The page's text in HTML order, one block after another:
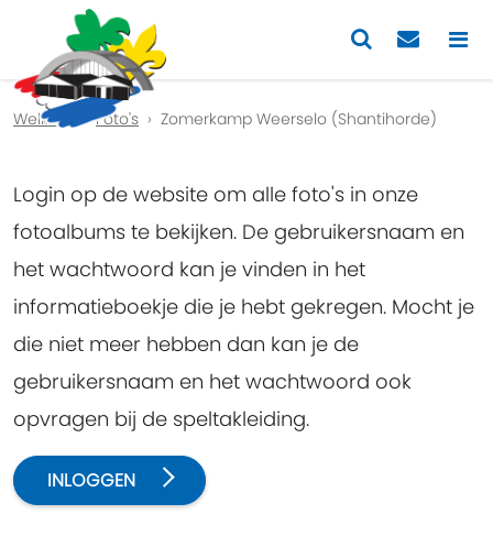
Previous
Welkom Foto's Zomerkamp Weerselo (Shantihorde)
Login op de website om alle foto's in onze
fotoalbums te bekijken. De gebruikersnaam en
het wachtwoord kan je vinden in het
informatieboekje die je hebt gekregen. Mocht je
die niet meer hebben dan kan je de
gebruikersnaam en het wachtwoord ook
opvragen bij de speltakleiding.
INLOGGEN